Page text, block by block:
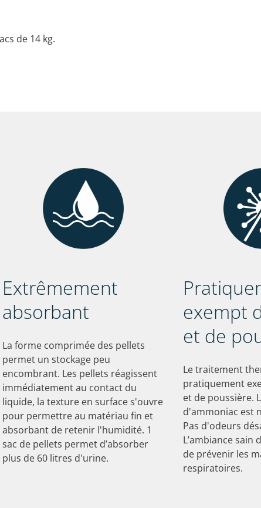
de 14 kg.
Extrêmement
absorbant
La forme comprimée des pellets
permet un stockage peu
encombrant. Les pellets réagissent
immédiatement au contact du
liquide, la texture en surface s'ouvre
pour permettre au matériau fin et
absorbant de retenir l'humidité. 1
sac de pellets permet d’absorber
plus de 60 litres d'urine.
exempt
et de
Le traitement
pratiquement
et de poussière.
d'ammoniac est
Pas d'odeurs
L’ambiance sain
de prévenir les
respiratoires.